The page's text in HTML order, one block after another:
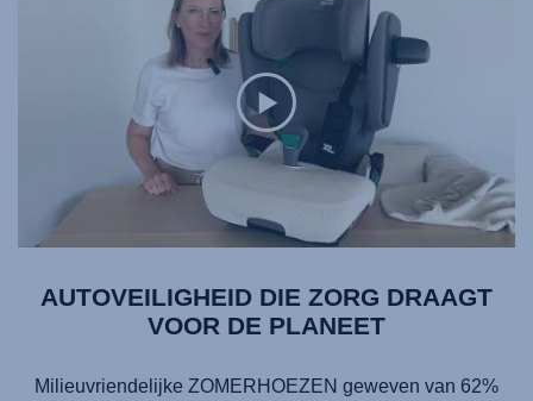
AUTOVEILIGHEID DIE ZORG DRAAGT
VOOR DE PLANEET
Milieuvriendelijke ZOMERHOEZEN geweven van 62%